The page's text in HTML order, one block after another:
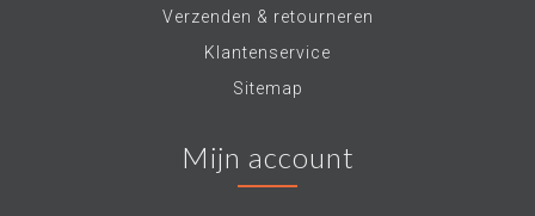
Verzenden & retourneren
Klantenservice
Sitemap
Mijn account